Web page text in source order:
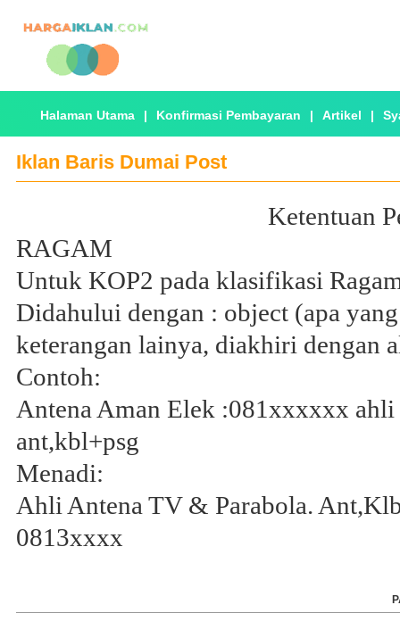
Halaman Utama | Konfirmasi Pembayaran | Artikel |
Iklan Baris Dumai Post
Ketentuan
RAGAM
Untuk KOP2 pada klasifikasi
Didahului dengan : object (apa
keterangan lainya, diakhiri dengan
Contoh:
Antena Aman Elek :081xxxxxx
ant,kbl+psg
Menadi:
Ahli Antena TV & Parabola.
0813xxxx